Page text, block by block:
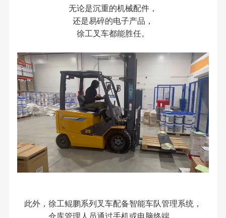
无论是沉重的机械配件，
还是易碎的电子产品，
徐工叉车都能胜任。
此外，徐工鲲鹏系列叉车配备智能车队管理系统，